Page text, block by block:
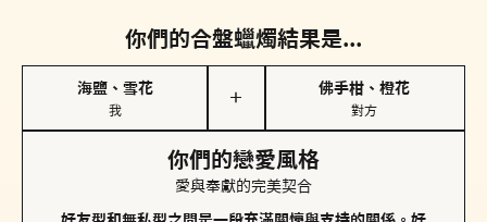
你們的合盤蠟燭結果是...
海鹽、雪花
我
＋
佛手柑、橙花
對方
你們的戀愛風格
愛與奉獻的完美契合